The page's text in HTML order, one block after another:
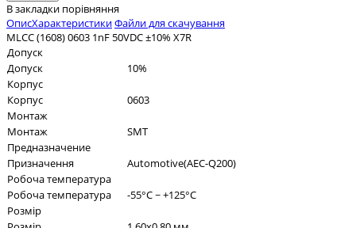
В закладки порівняння
ОписХарактеристикиФайли для скачування
MLCC (1608) 0603 1nF 50VDC ±10% X7R
Допуск
Допуск
10%
Корпус
Корпус
0603
Монтаж
Монтаж
SMT
Предназначение
Призначення
Automotive(AEC-Q200)
Робоча температура
Робоча температура
-55°C ~ +125°C
Розмір